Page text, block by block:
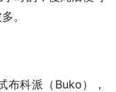
。
布科派（Buko），